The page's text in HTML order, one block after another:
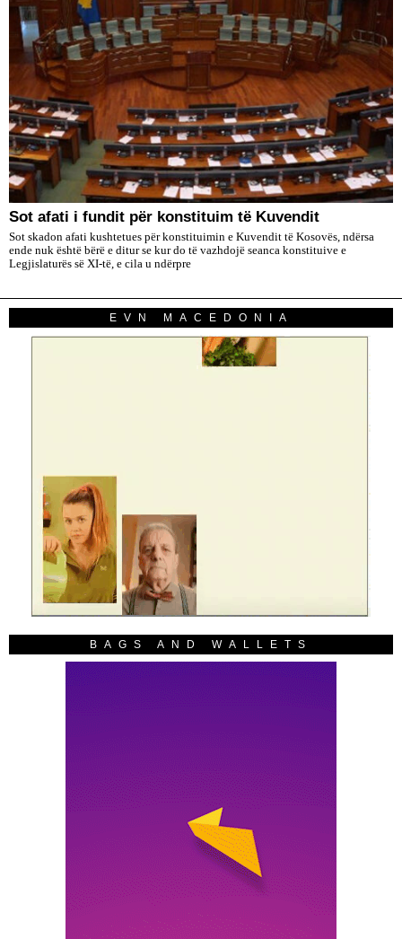
​Sot afati i fundit për konstituim të Kuvendit
Sot skadon afati kushtetues për konstituimin e Kuvendit të Kosovës, ndërsa
ende nuk është bërë e ditur se kur do të vazhdojë seanca konstituive e
Legjislaturës së XI-të, e cila u ndërpre
EVN MACEDONIA
BAGS AND WALLETS